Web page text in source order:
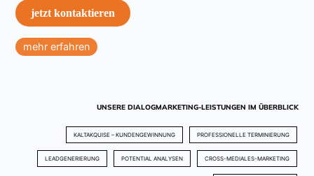
jetzt kontaktieren
mehr erfahren
UNSERE DIALOGMARKETING-LEISTUNGEN IM ÜBERBLICK
KALTAKQUISE – KUNDENGEWINNUNG PROFESSIONELLE TERMINIERUNG
LEADGENERIERUNG POTENTIAL ANALYSEN CROSS-MEDIALES-MARKETING